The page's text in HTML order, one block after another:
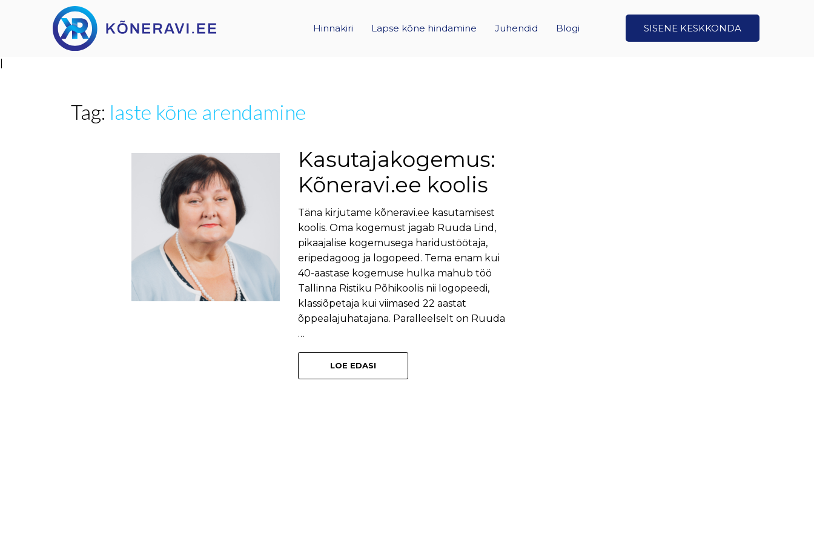
Hinnakiri Lapse kõne hindamine Juhendid Blogi SISENE KESKKONDA
Tag: laste kõne arendamine
Kasutajakogemus:
Kõneravi.ee koolis
Täna kirjutame kõneravi.ee kasutamisest
koolis. Oma kogemust jagab Ruuda Lind,
pikaajalise kogemusega haridustöötaja,
eripedagoog ja logopeed. Tema enam kui
40-aastase kogemuse hulka mahub töö
Tallinna Ristiku Põhikoolis nii logopeedi,
klassiõpetaja kui viimased 22 aastat
õppealajuhatajana. Paralleelselt on Ruuda
…
LOE EDASI